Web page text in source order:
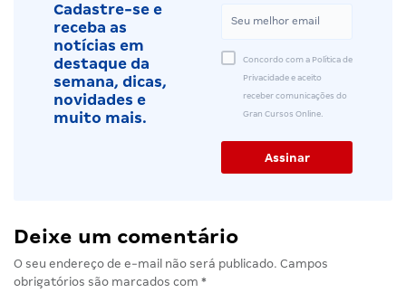
Cadastre-se e
receba as
notícias em
destaque da
semana, dicas,
novidades e
muito mais.
Concordo com a Política de
Privacidade e aceito
receber comunicações do
Gran Cursos Online.
Deixe um comentário
O seu endereço de e-mail não será publicado. Campos
obrigatórios são marcados com *